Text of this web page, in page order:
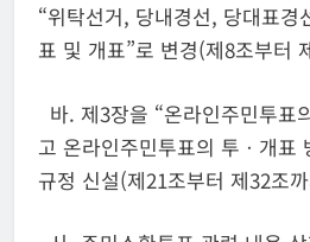
“위탁선거, 당내경선, 당대표경
표 및 개표”로 변경(제8조부터
바. 제3장을 “온라인주민투표
고 온라인주민투표의 투ㆍ개표
규정 신설(제21조부터 제32조